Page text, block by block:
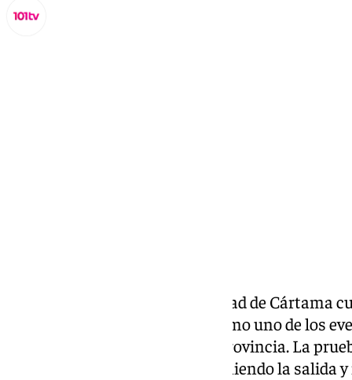
La tradicional Carrera de Navidad de Cártama
aniversario, consolidándose como uno de los
del calendario deportivo de la provincia. La
diciembre, a las 10.30 horas, teniendo la salida